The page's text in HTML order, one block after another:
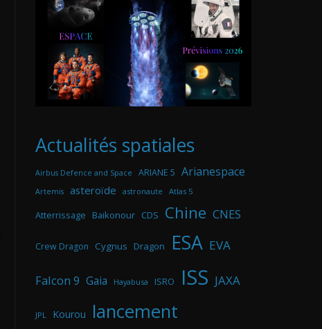
Actualités spatiales
Airbus Defence and Space ARIANE 5 Arianespace
Artemis asteroïde astronaute Atlas 5
Atterrissage Baikonour CDS Chine CNES
Crew Dragon Cygnus Dragon ESA EVA
Falcon 9 Gaia Hayabusa ISRO ISS JAXA
JPL Kourou lancement